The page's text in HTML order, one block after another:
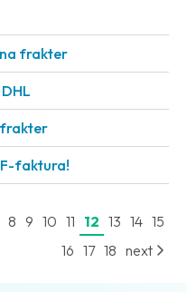
frakter
faktura!
8 9 10 11 12 13 14 15
16 17 18 next